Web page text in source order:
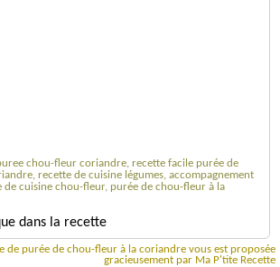
chou-fleur coriandre, recette facile purée de
recette de cuisine légumes, accompagnement
de cuisine chou-fleur, purée de chou-fleur à la
dans la recette
de purée de chou-fleur à la coriandre vous est proposée
gracieusement par Ma P'tite Recette